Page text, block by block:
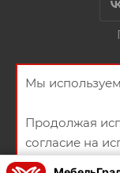
Мы
Продолжая
согласие на
политикой